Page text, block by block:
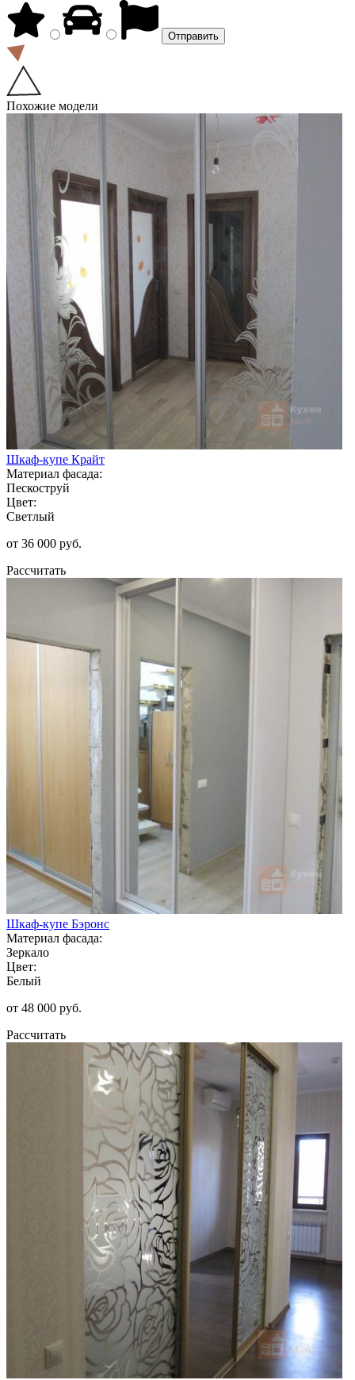
Похожие модели
Шкаф-купе Крайт
Материал фасада:
Пескоструй
Цвет:
Светлый
от 36 000 руб.
Рассчитать
Шкаф-купе Бэронс
Материал фасада:
Зеркало
Цвет:
Белый
от 48 000 руб.
Рассчитать